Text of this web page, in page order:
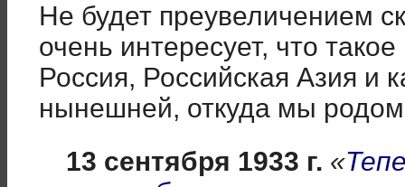
Не будет преувеличением
очень интересует, что
Россия, Российская Азия и
нынешней, откуда мы
13 сентября 1933 г. «